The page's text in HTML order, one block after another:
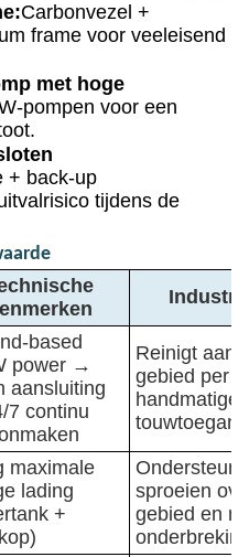
Carbonvezel +
frame voor veeleisend
met hoge
pompen voor een
+ back-up
tijdens de
based
power →
aansluiting
7 continu
Reinigt
gebied per
handmatige
maximale
lading
+
sproeien
gebied en